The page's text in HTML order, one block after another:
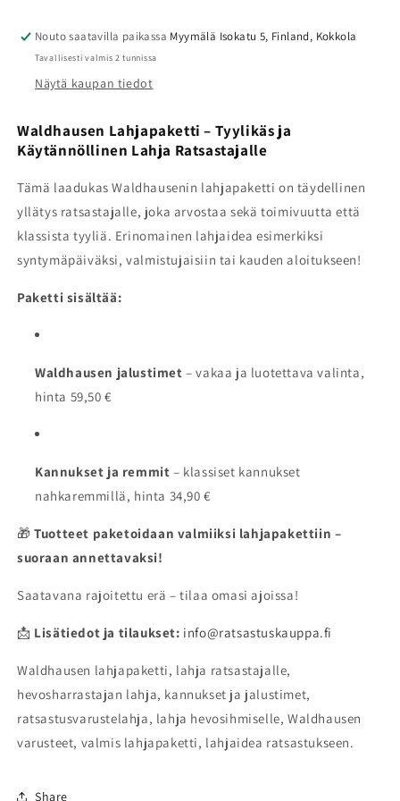
Nouto saatavilla paikassa Myymälä Isokatu 5, Finland, Kokkola
Tavallisesti valmis 2 tunnissa
Näytä kaupan tiedot
Waldhausen Lahjapaketti – Tyylikäs ja
Käytännöllinen Lahja Ratsastajalle
Tämä laadukas Waldhausenin lahjapaketti on täydellinen
yllätys ratsastajalle, joka arvostaa sekä toimivuutta että
klassista tyyliä. Erinomainen lahjaidea esimerkiksi
syntymäpäiväksi, valmistujaisiin tai kauden aloitukseen!
Paketti sisältää:
Waldhausen jalustimet – vakaa ja luotettava valinta,
hinta 59,50 €
Kannukset ja remmit – klassiset kannukset
nahkaremmillä, hinta 34,90 €
🎁Tuotteet paketoidaan valmiiksi lahjapakettiin –
suoraan annettavaksi!
Saatavana rajoitettu erä – tilaa omasi ajoissa!
📩 Lisätiedot ja tilaukset: info@ratsastuskauppa.fi
Waldhausen lahjapaketti, lahja ratsastajalle,
hevosharrastajan lahja, kannukset ja jalustimet,
ratsastusvarustelahja, lahja hevosihmiselle, Waldhausen
varusteet, valmis lahjapaketti, lahjaidea ratsastukseen.
Share